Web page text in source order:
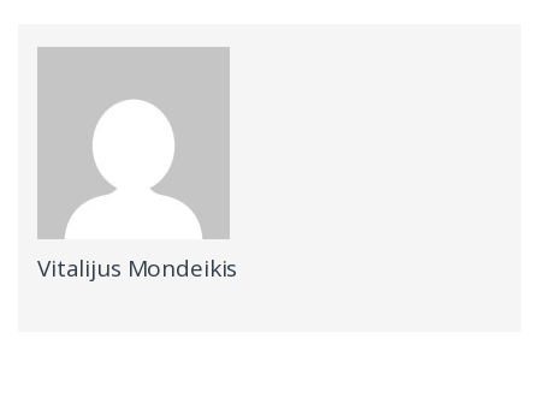
Vitalijus Mondeikis